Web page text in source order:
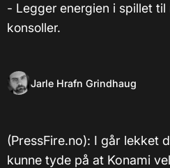
- Legger energien i spillet til
konsoller.
Jarle Hrafn Grindhaug
(PressFire.no): I går lekket
kunne tyde på at Konami